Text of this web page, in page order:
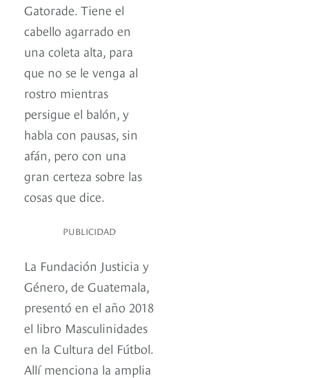
Gatorade. Tiene el
cabello agarrado en
una coleta alta, para
que no se le venga al
rostro mientras
persigue el balón, y
habla con pausas, sin
afán, pero con una
gran certeza sobre las
cosas que dice.
PUBLICIDAD
La Fundación Justicia y
Género, de Guatemala,
presentó en el año 2018
el libro Masculinidades
en la Cultura del Fútbol.
Allí menciona la amplia